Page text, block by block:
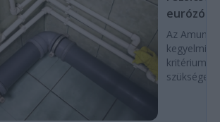
Az Amundi
kegyelmi